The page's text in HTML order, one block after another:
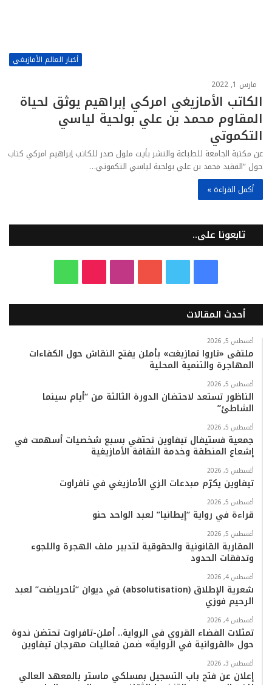
أخبار العالم الأمازيغي
مارس 1, 2022
الكاتب الأمازيغي امركي إبراهيم يوثق لحياة
المقاوم محمد بن علي بولحية لياسي
التكموتي
عن مكتبة الجامعة للطباعة والنشر بأيت ملول صدر للكاتب إبراهيم امركي كتاب
حول “الفقيد محمد بن علي بولحية لياسي التكموتي…
أكمل القراءة »
تابعونا على..
س
ب
و
ك
ي
ر
ت
ي
ب
س
ر
م
k
k
ت
س
ب
أحدث المقالات
أغسطس 5, 2026
ملتقى «تاروا تمازيغت» بأملن يفتح النقاش حول الكفاءات
المهاجرة والتنمية المحلية
أغسطس 5, 2026
الناظور تستعد لاحتضان الدورة الثالثة من “أيام سينما
الشاطئ”
أغسطس 5, 2026
جمعية فستيفال تيفاوين تحتفي بسبع شخصيات أسهمت في
إشعاع المنطقة وخدمة الثقافة الأمازيغية
أغسطس 5, 2026
تيفاوين يكرّم مبدعات الزي الأمازيغي في تافراوت
أغسطس 5, 2026
قراءة في رواية “إيطانيا” لعبد الواحد حنو
أغسطس 5, 2026
المقاربة القانونية والحقوقية لتدبير ملف الهجرة واللجوء
وتدفقات الحدود
أغسطس 4, 2026
شعرية الإطلاق (absolutisation) في ديوان “ثاحرياضت” لعبد
الرحيم فوزي
أغسطس 4, 2026
تمثلات الفضاء القروي في الرواية.. أملن-تافراوت تحتضن ندوة
حول «القروانية في الرواية» ضمن فعاليات مهرجان تيفاوين
أغسطس 3, 2026
إعلان عن فتح باب التسجيل بمسلكي ماستر بالمعهد العالي